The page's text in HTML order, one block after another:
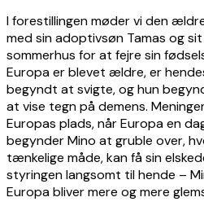
I forestillingen møder vi den
med sin adoptivsøn Tamas og
sommerhus for at fejre sin
Europa er blevet ældre, er
begyndt at svigte, og hun
at vise tegn på demens.
Europas plads, når Europa en
begynder Mino at gruble over,
tænkelige måde, kan få sin
styringen langsomt til hende –
Europa bliver mere og mere